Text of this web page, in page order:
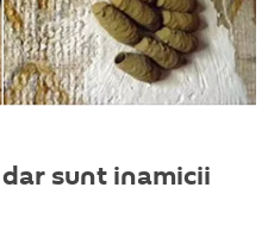
sunt inamicii